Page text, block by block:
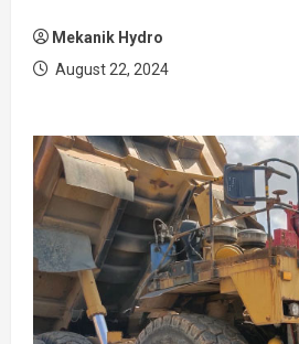
Mekanik Hydro
August 22, 2024